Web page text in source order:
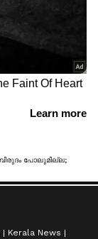
Kerala News